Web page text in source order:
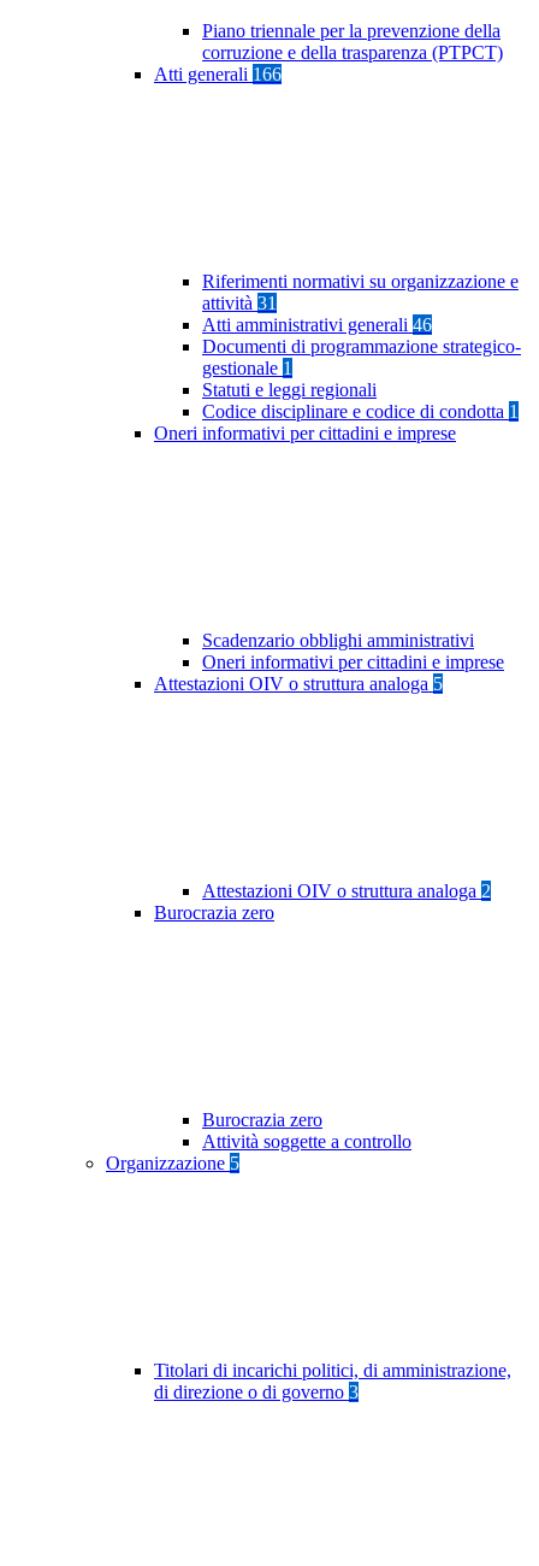
Piano triennale per la prevenzione della
corruzione e della trasparenza (PTPCT)
Atti generali 166
Riferimenti normativi su organizzazione e
attività 31
Atti amministrativi generali 46
Documenti di programmazione strategico-
gestionale 1
Statuti e leggi regionali
Codice disciplinare e codice di condotta 1
Oneri informativi per cittadini e imprese
Scadenzario obblighi amministrativi
Oneri informativi per cittadini e imprese
Attestazioni OIV o struttura analoga 5
Attestazioni OIV o struttura analoga 2
Burocrazia zero
Burocrazia zero
Attività soggette a controllo
Organizzazione 5
Titolari di incarichi politici, di amministrazione,
di direzione o di governo 3